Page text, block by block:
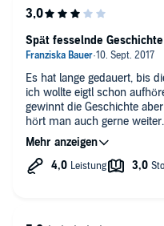
Es hat lange gedauert, bis
ich wollte eigtl schon
gewinnt die Geschichte
hört man auch gerne
die man über das Leben
unerwartete Überraschung.
Spät fesselnde